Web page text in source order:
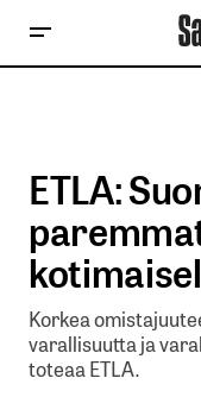
ETLA:
Korkea
varallisuutta ja
toteaa ETLA.